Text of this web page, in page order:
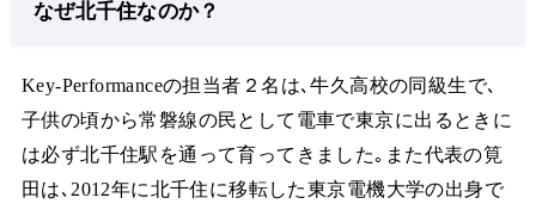
なぜ北千住なのか？
Key-Performanceの担当者２名は､牛久高校の同級生で､
子供の頃から常磐線の民として電車で東京に出るときに
は必ず北千住駅を通って育ってきました｡また代表の筧
田は､2012年に北千住に移転した東京電機大学の出身で